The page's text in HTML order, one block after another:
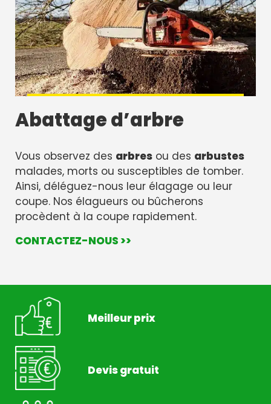
Abattage d’arbre
Vous observez des arbres ou des arbustes
malades, morts ou susceptibles de tomber.
Ainsi, déléguez-nous leur élagage ou leur
coupe. Nos élagueurs ou bûcherons
procèdent à la coupe rapidement.
CONTACTEZ-NOUS >>
Meilleur prix
Devis gratuit